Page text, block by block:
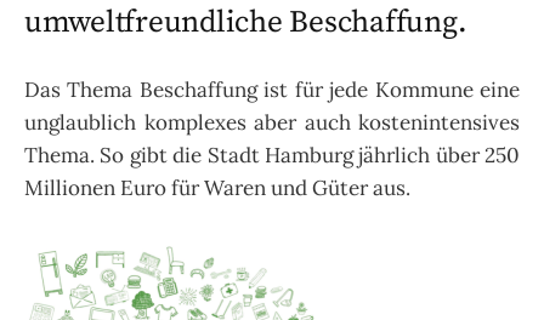
umweltfreundliche Beschaffung.
Das Thema Beschaffung ist für jede Kommune eine
unglaublich komplexes aber auch kostenintensives
Thema. So gibt die Stadt Hamburg jährlich über 250
Millionen Euro für Waren und Güter aus.